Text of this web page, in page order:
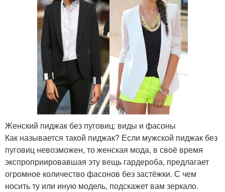
Женский пиджак без пуговиц: виды и фасоны
Как называется такой пиджак? Если мужской пиджак без
пуговиц невозможен, то женская мода, в своё время
экспроприировавшая эту вещь гардероба, предлагает
огромное количество фасонов без застёжки. С чем
носить ту или иную модель, подскажет вам зеркало.